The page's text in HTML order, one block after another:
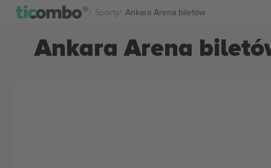
Sporty Ankara Arena biletów
Ankara Arena